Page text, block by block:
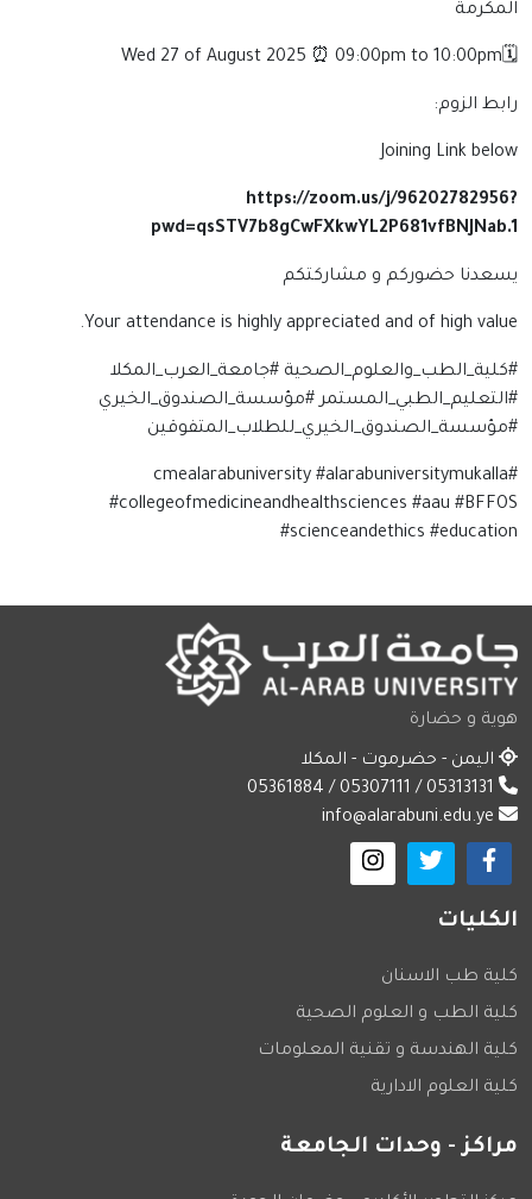
المكرمة
🗓Wed 27 of August 2025 ⏰ 09:00pm to 10:00pm
رابط الزوم:
Joining Link below
https://zoom.us/j/96202782956?
pwd=qsSTV7b8gCwFXkwYL2P681vfBNJNab.1
يسعدنا حضوركم و مشاركتكم
Your attendance is highly appreciated and of high value.
#كلية_الطب_والعلوم_الصحية #جامعة_العرب_المكلا
#التعليم_الطبي_المستمر #مؤسسة_الصندوق_الخيري
#مؤسسة_الصندوق_الخيري_للطلاب_المتفوقين
#cmealarabuniversity #alarabuniversitymukalla
#collegeofmedicineandhealthsciences #aau #BFFOS
#scienceandethics #education
هوية و حضارة
اليمن - حضرموت - المكلا
info@alarabuni.edu.ye
الكليات
كلية طب الاسنان
كلية الطب و العلوم الصحية
كلية الهندسة و تقنية المعلومات
كلية العلوم الادارية
مراكز - وحدات الجامعة